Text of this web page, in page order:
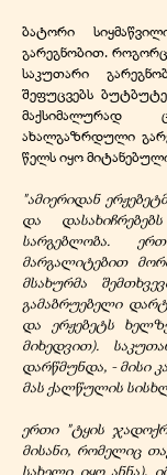
ბატორი
გარეგნობით.
საკუთარი
შეფუცვებს
მაქსიმალურად
ახალგაზრდული
წელს იყო
"ამიერიდან
და
სარგებლობა.
მარგალიტებით
მსახურმა
გამაბრუებელი
და ერჟებეტს
მიხედვით).
დარწმუნდა, - მისი
მას ქალწულის
ერთი "ტყის
მისანი, რომელიც
სახელი იყო ანნა),